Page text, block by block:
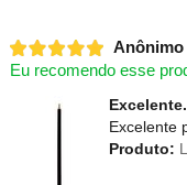
Anônimo
Eu recomendo esse
Excelente.
Excelente
Produto: